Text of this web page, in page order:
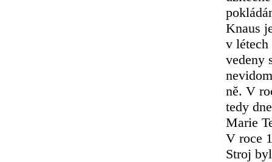
Knaus
v létech
vedeny
ně. V
tedy
Marie
V roce
Stroj